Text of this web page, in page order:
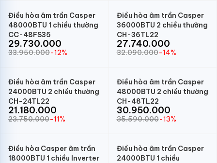
Điều hòa âm trần Casper
48000BTU 1 chiều thường
CC-48FS35
29.730.000
33.950.000-12%
Điều hòa âm trần Casper
36000BTU 2 chiều thường
CH-36TL22
27.740.000
32.090.000-14%
Điều hòa âm trần Casper
24000BTU 2 chiều thường
CH-24TL22
21.180.000
23.750.000-11%
Điều hòa âm trần Casper
48000BTU 2 chiều thường
CH-48TL22
30.950.000
35.590.000-13%
Điều hòa Casper âm trần
18000BTU 1 chiều Inverter
Điều hòa âm trần Casper
24000BTU 1 chiều